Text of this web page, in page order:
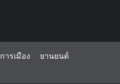
การเมือง
ยานยนต์